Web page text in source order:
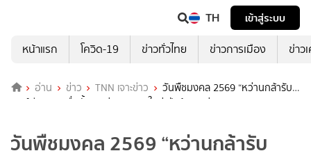
TH
เข้าสู่ระบบ
หน้าแรก
โควิด-19 ข่าวทั่วไทย ข่าวการเมือง ข่าว
อ่าน ข่าว TNN เจาะข่าว
วันพืชมงคล 2569 “หว่านกล้ารับ
ฤกษ์ดี” ความเชื่อดั้งเดิมสู่เกษตรยุคใหม่ ฝ่าต้นทุนพุ่ง
วันพืชมงคล 2569 “หว่านกล้ารับ